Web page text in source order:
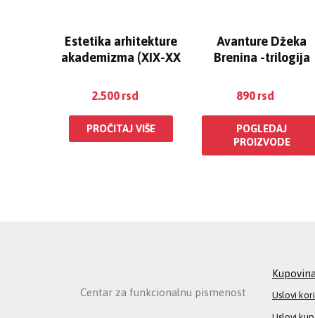
Estetika arhitekture
akademizma (XIX-XX
2.500 rsd
PROČITAJ VIŠE
Avanture Džeka
Brenina -trilogija
890 rsd
POGLEDAJ
PROIZVODE
Centar za funkcionalnu pismenost Uslovi